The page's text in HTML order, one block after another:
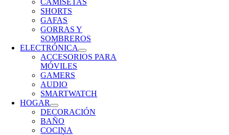
CAMISETAS
SHORTS
GAFAS
GORRAS Y
SOMBREROS
ELECTRÓNICA
ACCESORIOS PARA
MÓVILES
GAMERS
AUDIO
SMARTWATCH
HOGAR
DECORACIÓN
BAÑO
COCINA